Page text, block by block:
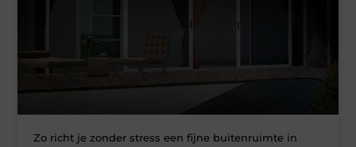
Zo richt je zonder stress een fijne buitenruimte in